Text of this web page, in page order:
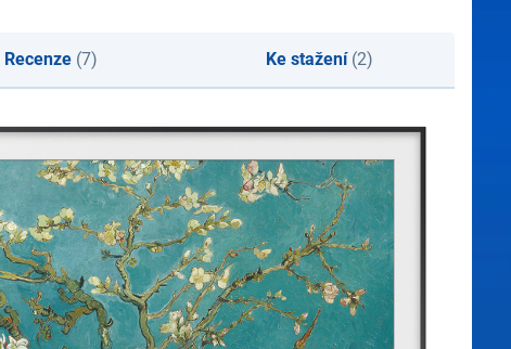
Recenze(7) Ke stažení(2)